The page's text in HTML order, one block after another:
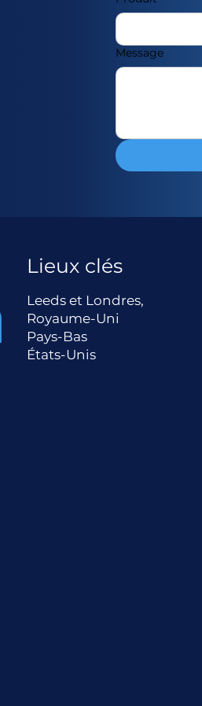
Message
Lieux clés
Leeds et Londres,
Royaume-Uni
Pays-Bas
États-Unis